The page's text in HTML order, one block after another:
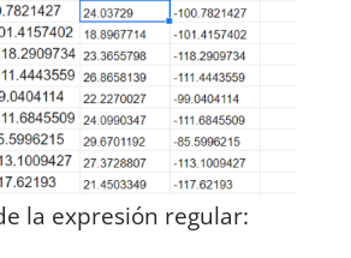
la expresión regular: